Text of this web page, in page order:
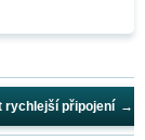
rychlejší připojení